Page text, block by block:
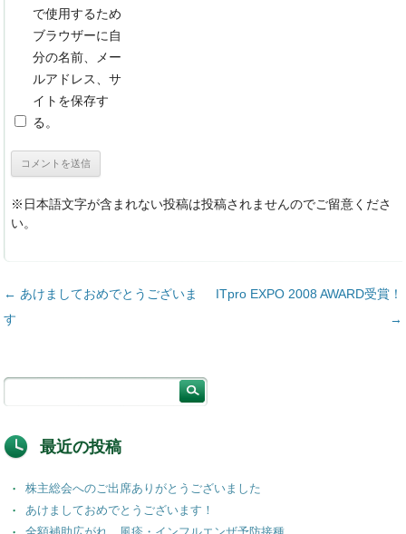
で使用するため
ブラウザーに自
分の名前、メー
ルアドレス、サ
イトを保存す
る。
※日本語文字が含まれない投稿は投稿されませんのでご留意くださ
い。
投稿ナビゲーション
← あけましておめでとうございま
す
ITpro EXPO 2008 AWARD受賞！
→
最近の投稿
株主総会へのご出席ありがとうございました
あけましておめでとうございます！